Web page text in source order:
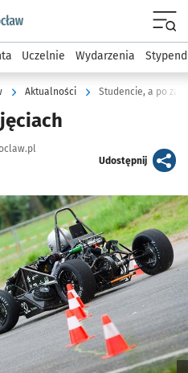
podserwis: Akademicki
Uczelnie Wydarzenia
Aktualności Studencie, a po
Udostępnijartykuł